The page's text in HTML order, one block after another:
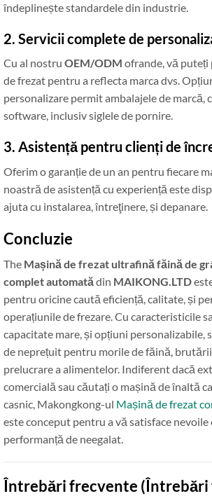
îndeplinește standardele din industrie.
2. Servicii complete de
Cu al nostru OEM/ODM ofrande, vă puteți
de frezat pentru a reflecta marca dvs.
personalizare permit ambalajele de marcă,
software, inclusiv siglele de pornire.
3. Asistență pentru clienți de
Oferim o garanție de un an pentru fiecare
noastră de asistență cu experiență este
ajuta cu instalarea, întreţinere, și depanare.
Concluzie
The Mașină de frezat ultrafină făină de
complet automatădin MAIKONG.LTD
pentru oricine caută eficiență, calitate, și
operațiunile de frezare. Cu caracteristicile
capacitate mare, și opțiuni personalizabile,
de neprețuit pentru morile de făină,
prelucrare a alimentelor. Indiferent dacă
comercială sau căutați o mașină de înaltă
casnic, Makongkong-ul Mașină de frezat
este conceput pentru a vă satisface
performanță de neegalat.
Întrebări frecvente (Întrebări